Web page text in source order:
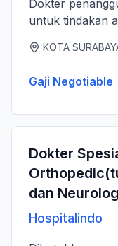
Dokter penanggung jawab
untuk tindakan
KOTA
Gaji Negotiable
Dokter
dan
Hospitalindo